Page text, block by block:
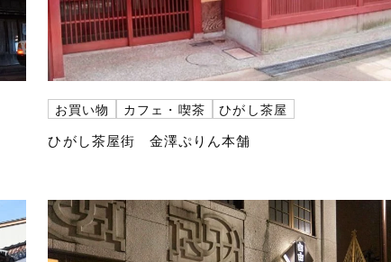
お買い物 カフェ・喫茶 ひがし茶屋
ひがし茶屋街 金澤ぷりん本舗